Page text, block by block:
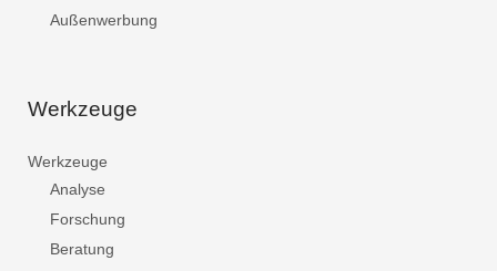
Außenwerbung
Werkzeuge
Werkzeuge
Analyse
Forschung
Beratung